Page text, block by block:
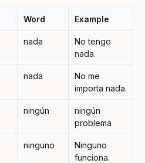
Word Example
nada
No tengo
nada.
nada
No me
importa nada.
ningún
ningún
problema
ninguno
Ninguno
funciona.